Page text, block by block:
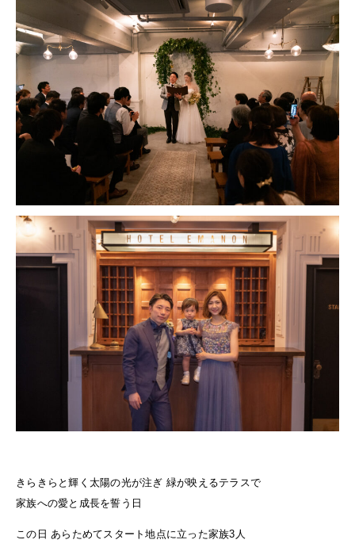
きらきらと輝く太陽の光が注ぎ 緑が映えるテラスで
家族への愛と成長を誓う日
この日 あらためてスタート地点に立った家族3人